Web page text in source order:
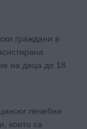
граждани в
на деца до 18
лечебни
които са